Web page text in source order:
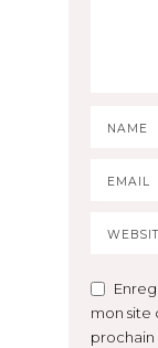
mon site
prochain